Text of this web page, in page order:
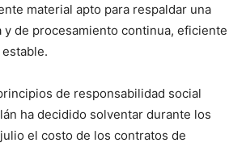
material apto para respaldar una
y de procesamiento continua, eficiente
de responsabilidad social
ha decidido solventar durante los
el costo de los contratos de